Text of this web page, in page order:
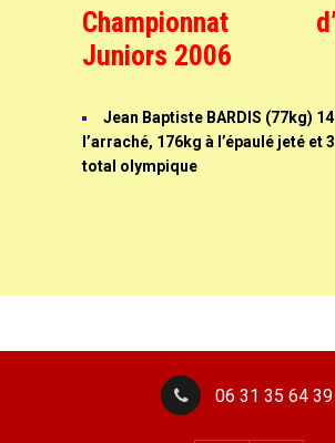
Championnat
Juniors 2006
Jean Baptiste BARDIS (77kg)
l’arraché, 176kg à l’épaulé jeté et
total olympique
06 31 35 64 39